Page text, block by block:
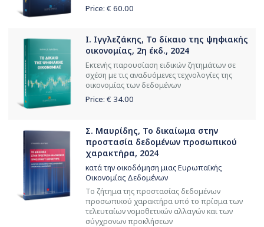
Price: € 60.00
Ι. Ιγγλεζάκης, Το δίκαιο της ψηφιακής
οικονομίας, 2η έκδ., 2024
Εκτενής παρουσίαση ειδικών ζητημάτων σε
σχέση με τις αναδυόμενες τεχνολογίες της
οικονομίας των δεδομένων
Price: € 34.00
Σ. Μαυρίδης, Το δικαίωμα στην
προστασία δεδομένων προσωπικού
χαρακτήρα, 2024
κατά την οικοδόμηση μιας Ευρωπαϊκής
Οικονομίας Δεδομένων
Το ζήτημα της προστασίας δεδομένων
προσωπικού χαρακτήρα υπό το πρίσμα των
τελευταίων νομοθετικών αλλαγών και των
σύγχρονων προκλήσεων